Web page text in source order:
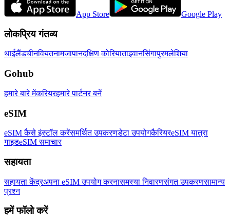
App Store Google Play
लोकप्रिय गंतव्य
थाईलैंडचीनवियतनामजापानदक्षिण कोरियाताइवानसिंगापुरमलेशिया
Gohub
हमारे बारे मेंकरियरहमारे पार्टनर बनें
eSIM
eSIM कैसे इंस्टॉल करेंसमर्थित उपकरणडेटा उपयोगकैरियरeSIM यात्रा
गाइडeSIM समाचार
सहायता
सहायता केंद्रअपना eSIM उपयोग करनासमस्या निवारणसंगत उपकरणसामान्य
प्रश्न
हमें फॉलो करें